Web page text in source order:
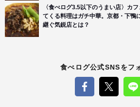
〈食べログ3.5以下のうまい店〉カ
てくる料理はガチ中華。京都・下鴨
継ぐ気鋭店とは？
食べログ公式SNSをフ